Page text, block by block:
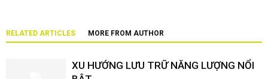
RELATED ARTICLES MORE FROM AUTHOR
XU HƯỚNG LƯU TRỮ NĂNG LƯỢNG NỔI